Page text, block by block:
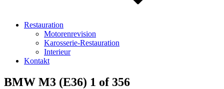
Restauration
Motorenrevision
Karosserie-Restauration
Interieur
Kontakt
BMW M3 (E36) 1 of 356